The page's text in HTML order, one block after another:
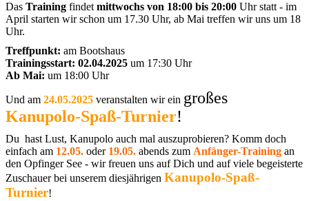
Das Training findetmittwochs von 18:00 bis 20:00 Uhr statt - im
April starten wir schon um 17.30 Uhr, ab Mai treffen wir uns um 18
Uhr.
Treffpunkt: am Bootshaus
Trainingsstart: 02.04.2025 um 17:30 Uhr
Ab Mai: um 18:00 Uhr
Und am 24.05.2025 veranstalten wir ein großes
Kanupolo-Spaß-Turnier!
Du hast Lust, Kanupolo auch mal auszuprobieren? Komm doch
einfach am 12.05. oder 19.05. abends zum Anfänger-Training an
den Opfinger See - wir freuen uns auf Dich und auf viele begeisterte
Zuschauer bei unserem diesjährigen Kanupolo-Spaß-
Turnier!